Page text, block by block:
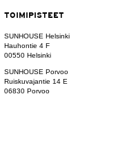
TOIMIPISTEET
SUNHOUSE Helsinki
Hauhontie 4 F
00550 Helsinki
SUNHOUSE Porvoo
Ruiskuvajantie 14 E
06830 Porvoo